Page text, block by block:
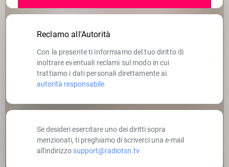
Reclamo all'Autorità
Con la presente ti informiamo del tuo diritto di
inoltrare eventuali reclami sul modo in cui
trattiamo i dati personali direttamente ai
autorità responsabile.
Se desideri esercitare uno dei diritti sopra
menzionati, ti preghiamo di scriverci una e-mail
all'indirizzo support@radiotsn.tv